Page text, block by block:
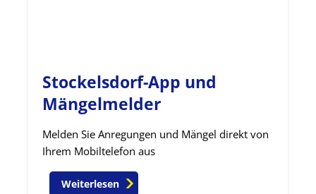
Stockelsdorf-App und
Mängelmelder
Melden Sie Anregungen und Mängel direkt von
Ihrem Mobiltelefon aus
Weiterlesen